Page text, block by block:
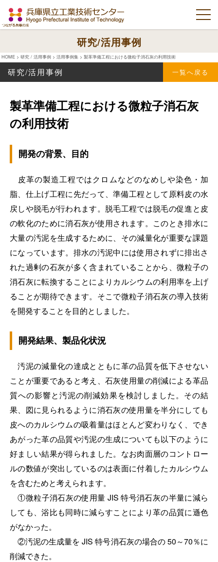
研究/活用事例
HOME > 研究 / 活用事例 > 活用事例集 > 製革準備工程における微粒子消石灰の利用技術
研究/活用事例 一覧へ戻る
製革準備工程における微粒子消石灰
の利用技術
開発の背景、目的
皮革の製造工程ではクロムなどのなめしや染色・加
脂、仕上げ工程に先だって、準備工程として原料皮の水
戻しや脱毛が行われます。脱毛工程では脱毛の促進と皮
の軟化のために消石灰が使用されます。このとき排水に
大量の汚泥を生成するために、その減量化が重要な課題
になっています。排水の汚泥中には使用されずに排出さ
れた過剰の石灰が多く含まれていることから、微粒子の
消石灰に転換することによりカルシウムの利用率を上げ
ることが期待できます。そこで微粒子消石灰の導入技術
を開発することを目的としました。
開発結果、製品化状況
汚泥の減量化の達成とともに革の品質を低下させない
ことが重要であると考え、石灰使用量の削減による革品
質への影響と汚泥の削減効果を検討しました。その結
果、図に見られるように消石灰の使用量を半分にしても
皮へのカルシウムの吸着量はほとんど変わりなく、でき
あがった革の品質や汚泥の生成についても以下のように
好ましい結果が得られました。なお肉面層のコントロー
ルの数値が突出しているのは表面に付着したカルシウム
を含むためと考えられます。
①微粒子消石灰の使用量 JIS 特号消石灰の半量に減ら
しても、浴比も同時に減らすことにより革の品質に遜色
がなかった。
②汚泥の生成量を JIS 特号消石灰の場合の 50～70％に
削減できた。